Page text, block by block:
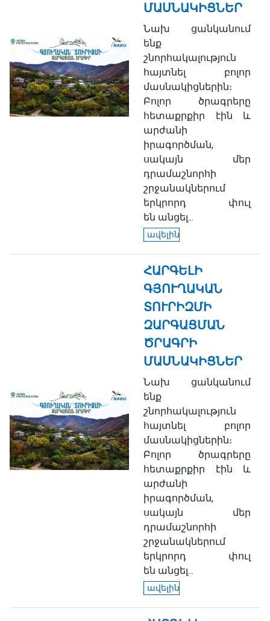
ՄԱՍՆԱԿԻՑՆԵՐ
Նախ ցանկանում
ենք
շնորհակալություն
հայտնել բոլոր
մասնակիցներին։
Բոլոր ծրագրերը
հետաքրքիր էին և
արժանի
իրագործման,
սակայն մեր
դրամաշնորհի
շրջանակներում
երկրորդ փուլ
են անցել...
ավելին
ՀԱՐԳԵԼԻ
ԳՅՈՒՂԱԿԱՆ
ՏՈՒՐԻԶՄԻ
ԶԱՐԳԱՑՄԱՆ
ԾՐԱԳՐԻ
ՄԱՍՆԱԿԻՑՆԵՐ
Նախ ցանկանում
ենք
շնորհակալություն
հայտնել բոլոր
մասնակիցներին։
Բոլոր ծրագրերը
հետաքրքիր էին և
արժանի
իրագործման,
սակայն մեր
դրամաշնորհի
շրջանակներում
երկրորդ փուլ
են անցել...
ավելին